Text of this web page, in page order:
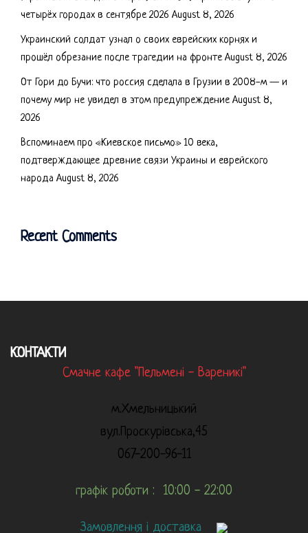
четырёх городах в сентябре 2026 August 8, 2026
Украинский солдат узнал о своих еврейских корнях и
прошёл обрезание после трагедии на фронте August 8, 2026
От Гори до Бучи: что россия сделала в Грузии в 2008-м — и
почему мир не увидел в этом предупреждение August 8,
2026
Вспоминаем про «Киевское письмо» 10 века,
подтверждающее древние связи Украины и еврейского
народа August 8, 2026
Recent Comments
КОНТАКТИ
Смачне кафе "Пельмені - Вареникі"
м.Хмельницький
вул.Проскурівська,45
067-200-96-11
графік роботи : 10:00 - 22:00
Замовлення і доставка